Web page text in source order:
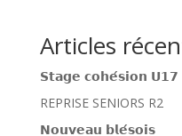
Articles
𝗦𝘁𝗮𝗴𝗲 𝗰𝗼𝗵𝗲́𝘀𝗶𝗼𝗻 𝗨𝟭𝟳
REPRISE SENIORS R2
𝗡𝗼𝘂𝘃𝗲𝗮𝘂 𝗯𝗹𝗲́𝘀𝗼𝗶𝘀